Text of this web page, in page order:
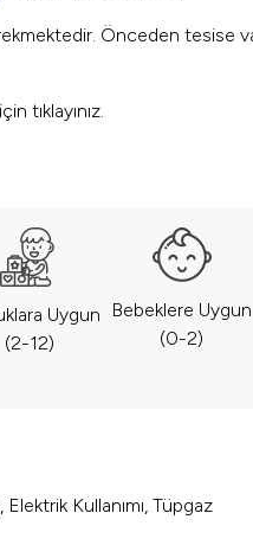
Önceden tesise
tıklayınız.
Uygun
(2-12)
Bebeklere Uygun
(0-2)
Kullanımı, Tüpgaz